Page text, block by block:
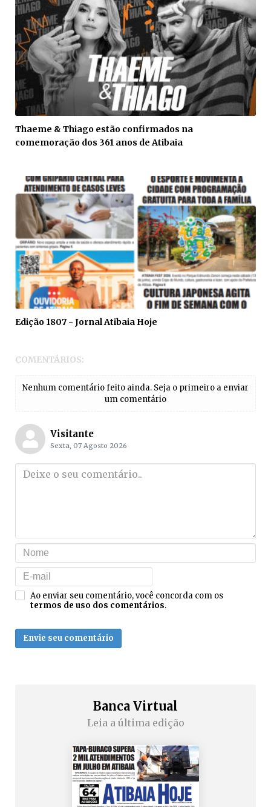
Thaeme & Thiago estão confirmados na
comemoração dos 361 anos de Atibaia
Edição 1807 - Jornal Atibaia Hoje
COMENTÁRIOS:
Nenhum comentário feito ainda. Seja o primeiro a enviar
um comentário
Visitante
Sexta, 07 Agosto 2026
Ao enviar seu comentário, você concorda com os
termos de uso dos comentários.
Envie seu comentário
Banca Virtual
Leia a última edição